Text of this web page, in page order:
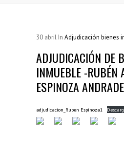
30 abril In Adjudicación bienes
ADJUDICACIÓN DE
INMUEBLE -RUBÉN
ESPINOZA ANDRADE
adjudicacion_Ruben Espinoza1